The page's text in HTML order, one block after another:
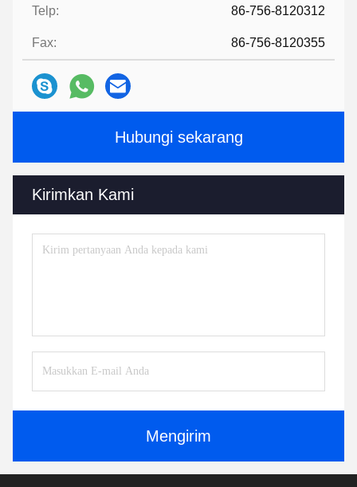
Telp: 86-756-8120312
Fax: 86-756-8120355
Hubungi sekarang
Kirimkan Kami
Mengirim